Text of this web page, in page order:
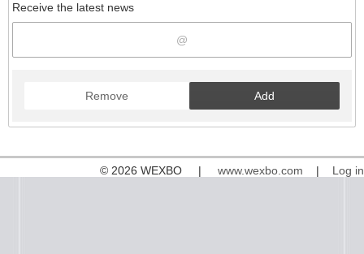
Receive the latest news
Remove Add
© 2026 WEXBO | www.wexbo.com | Log in